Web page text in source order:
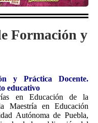
Formación y
y Práctica Docente.
educativo
en Educación de la
Maestría en Educación
Autónoma de Puebla,